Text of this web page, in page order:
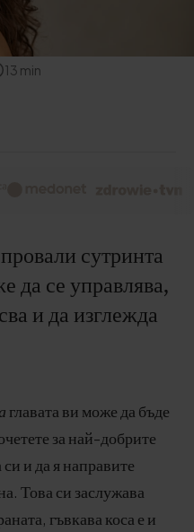
13 min
сутринта
да се управлява,
и да изглежда
главата ви може да бъде
за най-добрите
и да я направите
Това си заслужава
гъвкава коса е и